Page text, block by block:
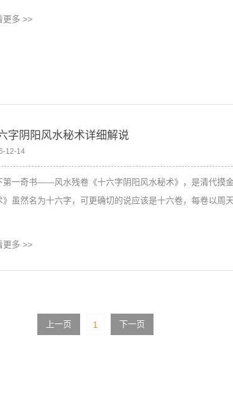
更多 >>
字阴阳风水秘术详细解说
12-14
第一奇书——风水残卷《十六字阴阳风水秘术》，是清代摸
》虽然名为十六字，可更确切的说应该是十六卷，每卷以周
更多 >>
上一页 1 下一页